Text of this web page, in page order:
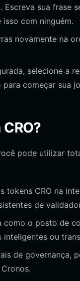
Escreva sua frase
com ninguém.
novamente na
selecione a
começar sua
pode utilizar
tokens CRO na
de
como o posto de
inteligentes ou
de governança,